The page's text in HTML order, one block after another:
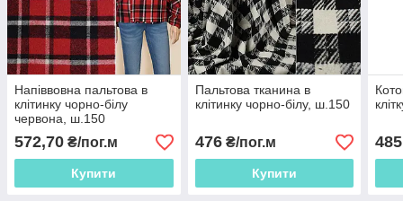
Напіввовна пальтова в
клітинку чорно-білу
червона, ш.150
572,70 ₴/пог.м
Купити
Пальтова тканина в
клітинку чорно-білу, ш.150
476₴/пог.м
Купити